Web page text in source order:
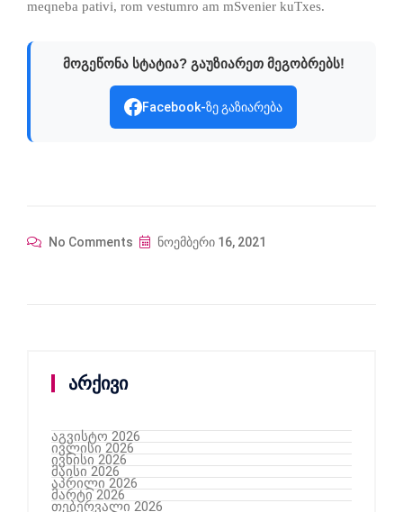
meqneba pativi, rom vestumro am mSvenier kuTxes.
მოგეწონა სტატია? გაუზიარეთ მეგობრებს!
Facebook-ზე გაზიარება
No Comments ნოემბერი 16, 2021
არქივი
აგვისტო 2026
ივლისი 2026
ივნისი 2026
მაისი 2026
აპრილი 2026
მარტი 2026
თებერვალი 2026